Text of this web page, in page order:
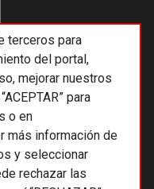
terceros para
del portal,
mejorar nuestros
para
o en
más información de
y seleccionar
rechazar las